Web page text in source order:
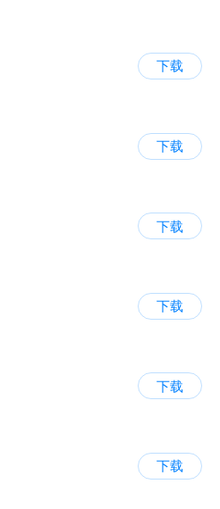
下载
下载
下载
下载
下载
下载